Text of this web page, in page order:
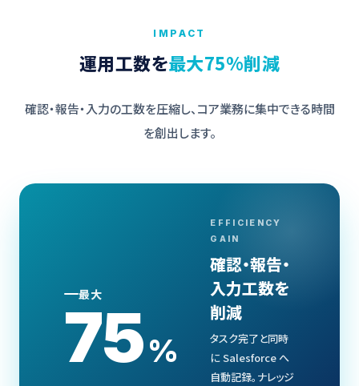
IMPACT
運用工数を最大75%削減
確認・報告・入力の工数を圧縮し、コア業務に集中できる時間
を創出します。
最大
75%
EFFICIENCY
GAIN
確認・報告・
入力工数を
削減
タスク完了と同時
に Salesforce へ
自動記録。ナレッジ